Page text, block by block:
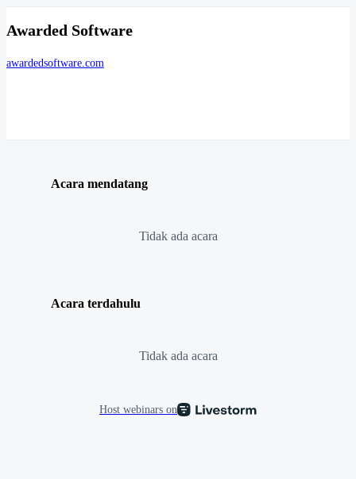
Awarded Software
awardedsoftware.com
Acara mendatang
Tidak ada acara
Acara terdahulu
Tidak ada acara
Host webinars on